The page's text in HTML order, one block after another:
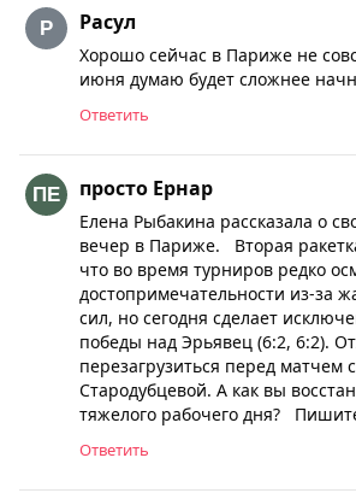
Расул
Хорошо сейчас в Париже не
июня думаю будет сложнее
Ответить
просто Ернар
Елена Рыбакина рассказала о
вечер в Париже. Вторая
что во время турниров редко
достопримечательности из-за
сил, но сегодня сделает
победы над Эрьявец (6:2, 6:2).
перезагрузиться перед матчем
Стародубцевой. А как вы
тяжелого рабочего дня?
Ответить